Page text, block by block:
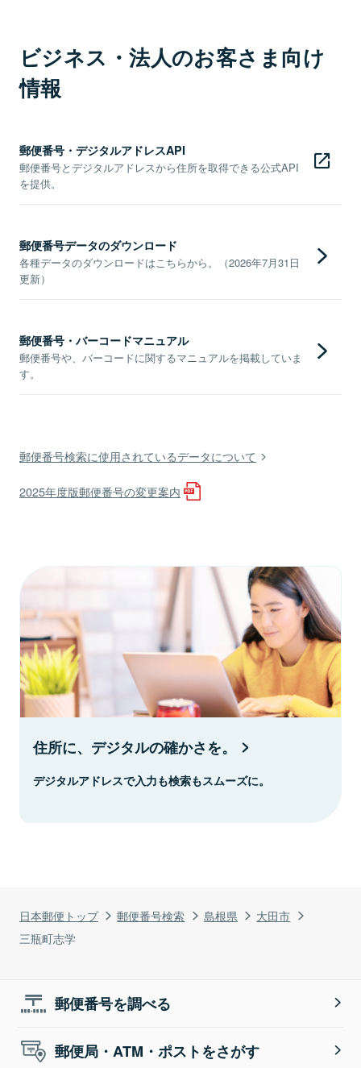
日本郵便トップ 郵便番号検索 島根県
大田市
三瓶町志学
ビジネス・法人のお客さま向け
情報
郵便番号・デジタルアドレスAPI
郵便番号とデジタルアドレスから住所を取得できる公式API
を提供。
郵便番号データのダウンロード
各種データのダウンロードはこちらから。（2026年7月31日
更新）
郵便番号・バーコードマニュアル
郵便番号や、バーコードに関するマニュアルを掲載していま
す。
郵便番号検索に使用されているデータについて
2025年度版郵便番号の変更案内
住所に、デジタルの確かさを。
デジタルアドレスで入力も検索もスムーズに。
郵便番号を調べる
郵便局・ATM・ポストをさがす